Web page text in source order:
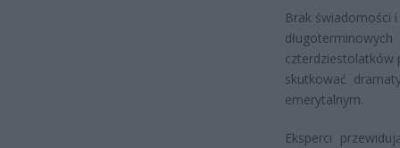
Brak świadomości
czterdziestolatków
skutkować
emerytalnym.
Eksperci